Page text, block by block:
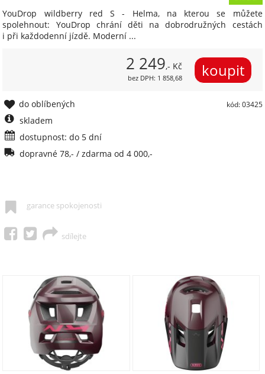
YouDrop wildberry red S - Helma, na kterou se můžete
spolehnout: YouDrop chrání děti na dobrodružných cestách
i při každodenní jízdě. Moderní ...
2 249,- Kč
bez DPH: 1 858,68
kód: 03425
do oblíbených
skladem
dostupnost: do 5 dní
dopravné 78,- / zdarma od 4 000,-
garance spokojenosti
sdílejte